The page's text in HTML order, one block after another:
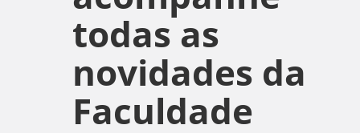
todas as
novidades da
Faculdade